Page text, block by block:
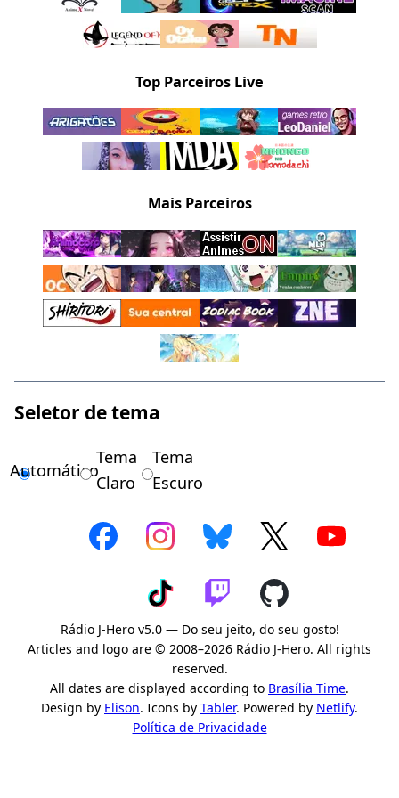
Top Parceiros Live
Mais Parceiros
Seletor de tema
Automático
Tema
Claro
Tema
Escuro
Rádio J-Hero v5.0 — Do seu jeito, do seu gosto!
Articles and logo are © 2008–2026 Rádio J-Hero. All rights
reserved.
All dates are displayed according to Brasília Time.
Design by Elison. Icons by Tabler. Powered by Netlify.
Política de Privacidade